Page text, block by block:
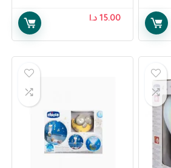
15.00 د.ا